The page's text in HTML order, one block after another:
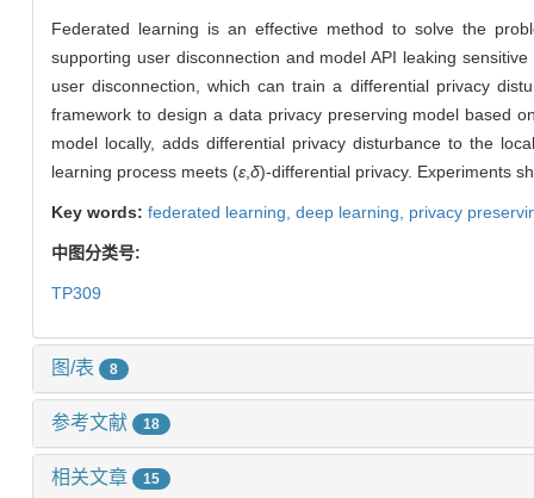
Federated learning is an effective method to solve the
supporting user disconnection and model API leaking
user disconnection, which can train a differential privacy
framework to design a data privacy preserving model based
model locally, adds differential privacy disturbance to the
learning process meets (ε,δ)-differential privacy. Experiments
Key words: federated learning, deep learning, privacy
中图分类号:
TP309
图/表 8
参考文献 18
相关文章 15